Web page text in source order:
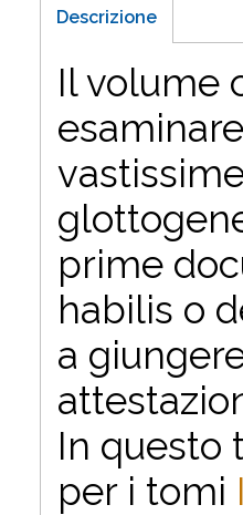
Descrizione
Il volume
prime
habilis o
a
In questo
per i tomi